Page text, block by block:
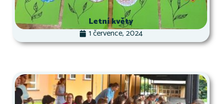
Letní květy
1 července, 2024